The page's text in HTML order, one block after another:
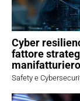
Cyber
fattore
manifatturiero
Safety e